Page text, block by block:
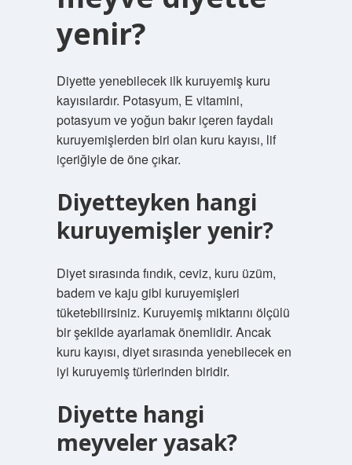
yenir?
Diyette yenebilecek ilk kuruyemiş kuru
kayısılardır. Potasyum, E vitamini,
potasyum ve yoğun bakır içeren faydalı
kuruyemişlerden biri olan kuru kayısı, lif
içeriğiyle de öne çıkar.
Diyetteyken hangi
kuruyemişler yenir?
Diyet sırasında fındık, ceviz, kuru üzüm,
badem ve kaju gibi kuruyemişleri
tüketebilirsiniz. Kuruyemiş miktarını ölçülü
bir şekilde ayarlamak önemlidir. Ancak
kuru kayısı, diyet sırasında yenebilecek en
iyi kuruyemiş türlerinden biridir.
Diyette hangi
meyveler yasak?